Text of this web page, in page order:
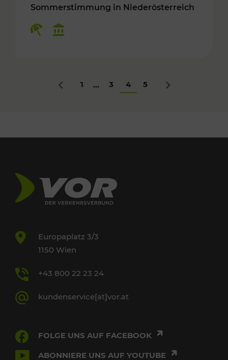
Sommerstimmung in Niederösterreich
Zurück
1 ... 3 4 5 Nächstes
Europaplatz 3/3
1150 Wien
+43 800 22 23 24
kundenservice[at]vor.at
FOLGE UNS AUF FACEBOOK
ABONNIERE UNS AUF YOUTUBE